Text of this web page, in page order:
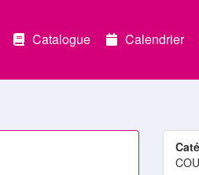
Catalogue Calendrier